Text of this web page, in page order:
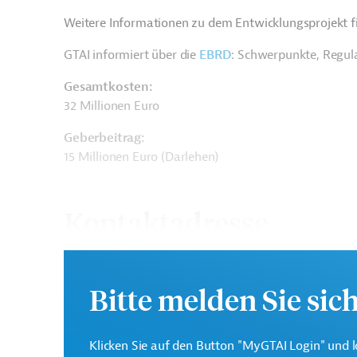
Weitere Informationen zu dem Entwicklungsprojekt
GTAI informiert über die EBRD: Schwerpunkte,
Gesamtkosten:
32 Millionen Euro
Geberbeitrag:
15 Millionen Euro (Darlehen)
Wiederaufbau und
südlichen und
Bitte melden Sie
Klicken Sie auf den Button "MyGTAI Login" und